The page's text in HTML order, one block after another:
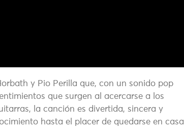
y Pio Perilla que, con un sonido pop
que surgen al acercarse a los
la canción es divertida, sincera y
hasta el placer de quedarse en casa